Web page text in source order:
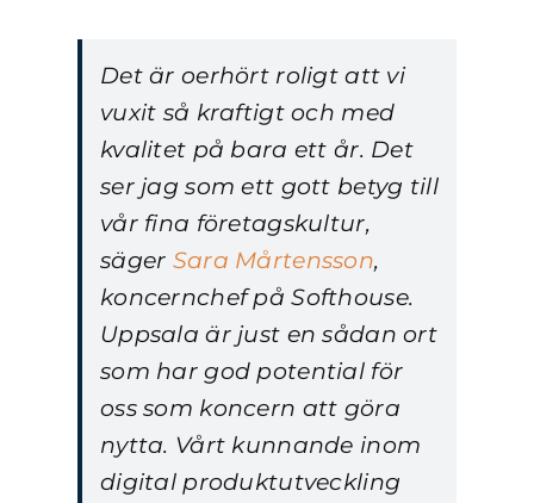
Det är oerhört roligt att vi
vuxit så kraftigt och med
kvalitet på bara ett år. Det
ser jag som ett gott betyg till
vår fina företagskultur,
säger Sara Mårtensson,
koncernchef på Softhouse.
Uppsala är just en sådan ort
som har god potential för
oss som koncern att göra
nytta. Vårt kunnande inom
digital produktutveckling